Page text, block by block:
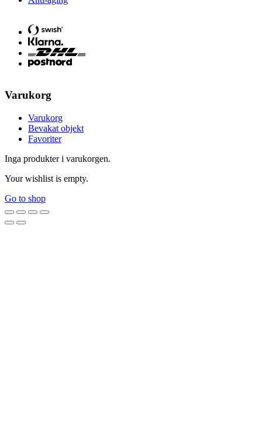
Varukorg
Varukorg
Bevakat objekt
Favoriter
Inga produkter i varukorgen.
Your wishlist is empty.
Go to shop